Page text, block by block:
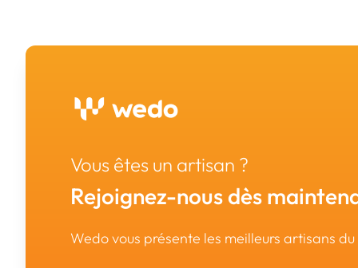
Vous êtes un artisan ?
Rejoignez-nous dès
Wedo vous présente les meilleurs artisans